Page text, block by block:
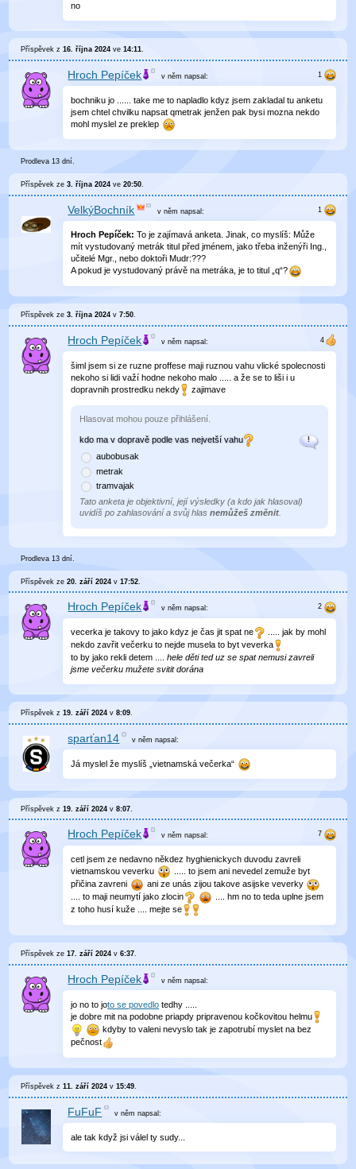
no
Příspěvek z16. října 2024 ve14:11.
Hroch Pepíček v němnapsal:
bochniku jo ...... take me to napladlo kdyz jsem zakladal tu anketu
jsem chtel chvilku napsat qmetrak jenžen pak bysi mozna nekdo
mohl myslel ze preklep
Prodleva 13 dní.
Příspěvek ze3. října 2024 ve20:50
VelkýBochník v něm napsal:
Hroch Pepíček: To je zajímavá anketa. Jinak, co myslíš: Může
mít vystudovaný metrák titul před jménem, jako třeba inženýři Ing.,
učitelé Mgr., nebo doktoři Mudr:???
A pokud je vystudovaný právě na metráka, je to titul „q“?
Příspěvek ze3. října 2024 v7:50.
Hroch Pepíček v němnapsal:
šiml jsem si ze ruzne proffese maji ruznou vahu vlické spolecnosti
nekoho si lidi važí hodne nekoho malo ..... a že se to liši i u
dopravnih prostredku nekdy
zajimave
Hlasovat mohou pouze přihlášení.
kdo ma v dopravě podle vas nejvetší vahu
aubobusak
metrak
tramvajak
Tato anketa je objektivní, její výsledky (a kdo jak hlasoval)
uvidíš po zahlasování a svůj hlas nemůžeš změnit.
Prodleva 13 dní.
Příspěvek ze20. září 2024 v17:52
Hroch Pepíček v němnapsal:
vecerka je takovy to jako kdyz je čas jit spat ne
..... jak by mohl
nekdo zavřit večerku to nejde musela to byt veverka
to by jako rekli detem ....hele děti ted uz se spat nemusi zavreli
jsme večerku mužete svitit dorána
Příspěvek z19. září 2024 v8:09.
sparťan14 v němnapsal:
Já myslel že myslíš „vietnamská večerka“
Příspěvek z19. září 2024 v8:07
Hroch Pepíček v němnapsal:
cetl jsem ze nedavno někdez hyghienickych duvodu zavreli
vietnamskou veverku
..... to jsem ani nevedel zemuže byt
přičina zavreni
ani ze unás zijou takove asijske veverky
.... to maji neumytí jako zlocin
.... hm no to teda uplne jsem
z toho husí kuže .... mejte se
Příspěvek ze17. září 2024 v6:37.
Hroch Pepíček v němnapsal:
jo no to joto se povedlo tedhy .....
je dobre mit na podobne priapdy pripravenou kočkovitou helmu
kdyby to valeni nevyslo tak je zapotrubí myslet na bez
pečnost
Příspěvek z11. září 2024 v15:49.
FuFuF v němnapsal:
ale tak když jsi válel ty sudy...